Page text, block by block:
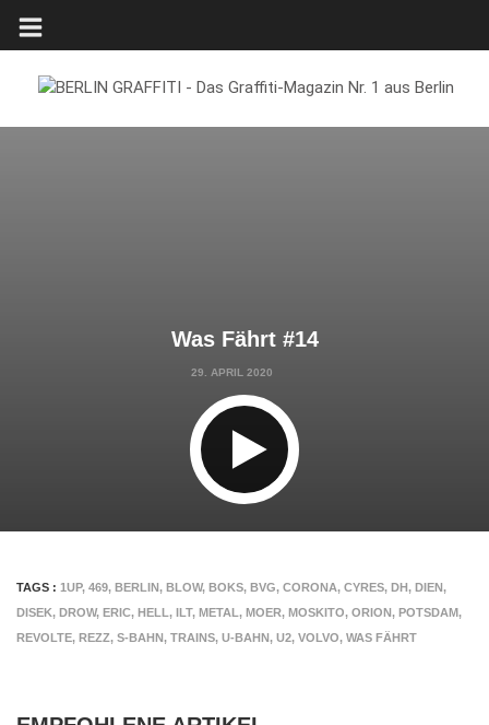
Was Fährt #14
29. APRIL 2020
TAGS : 1UP, 469, BERLIN, BLOW, BOKS, BVG, CORONA, CYRES, DH, DIEN,
DISEK, DROW, ERIC, HELL , ILT, METAL , MOER, MOSKITO, ORION, POTSDAM,
REVOLTE, REZZ, S-BAHN, TRAINS, U-BAHN, U2, VOLVO, WAS FÄHRT